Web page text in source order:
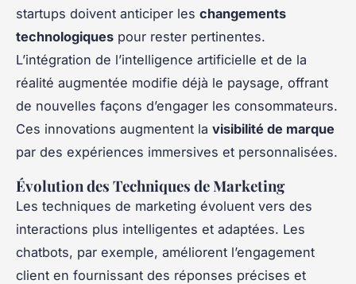
startups doivent anticiper les changements
technologiques pour rester pertinentes.
L’intégration de l’intelligence artificielle et de la
réalité augmentée modifie déjà le paysage, offrant
de nouvelles façons d’engager les consommateurs.
Ces innovations augmentent la visibilité de marque
par des expériences immersives et personnalisées.
Évolution des Techniques de Marketing
Les techniques de marketing évoluent vers des
interactions plus intelligentes et adaptées. Les
chatbots, par exemple, améliorent l’engagement
client en fournissant des réponses précises et